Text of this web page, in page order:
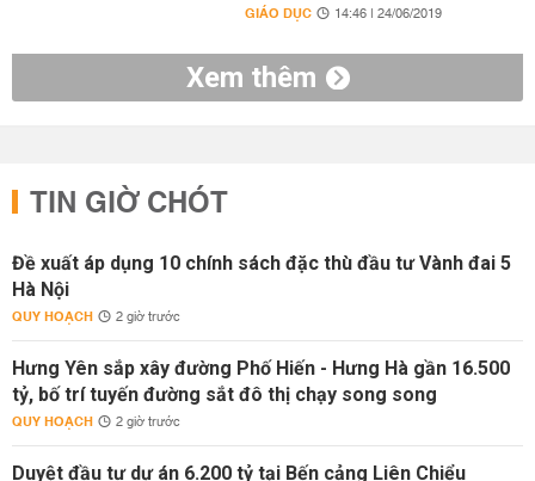
GIÁO DỤC 14:46 | 24/06/2019
Xem thêm
TIN GIỜ CHÓT
Đề xuất áp dụng 10 chính sách đặc thù đầu tư Vành đai 5
Hà Nội
QUY HOẠCH 2 giờ trước
Hưng Yên sắp xây đường Phố Hiến - Hưng Hà gần 16.500
tỷ, bố trí tuyến đường sắt đô thị chạy song song
QUY HOẠCH 2 giờ trước
Duyệt đầu tư dự án 6.200 tỷ tại Bến cảng Liên Chiểu